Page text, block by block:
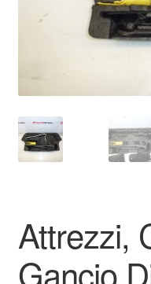
Procedura di Reclamo
Rimostranza
Spedizione in tutto il
Attrezzi,
Gancio